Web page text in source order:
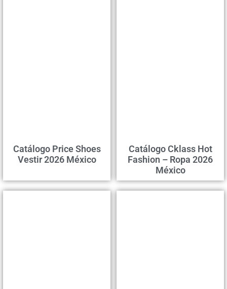
Catálogo Price Shoes
Vestir 2026 México
Catálogo Cklass Hot
Fashion – Ropa 2026
México